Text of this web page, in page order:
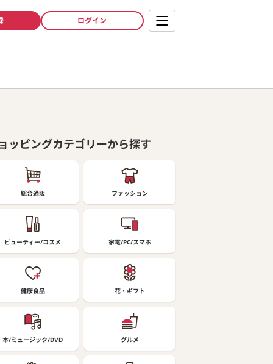
ログイン
ッピングカテゴリーから探す
総合通販 ファッション
ビューティー/コスメ 家電/PC/スマホ
健康食品 花・ギフト
本/ミュージック/DVD グルメ